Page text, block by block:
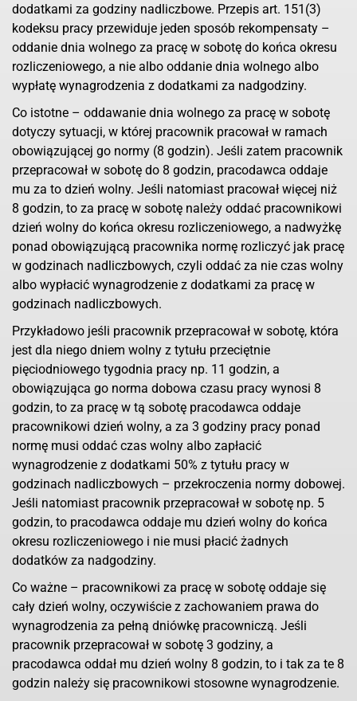
dodatkami za godziny nadliczbowe. Przepis art. 151(3)
kodeksu pracy przewiduje jeden sposób rekompensaty –
oddanie dnia wolnego za pracę w sobotę do końca okresu
rozliczeniowego, a nie albo oddanie dnia wolnego albo
wypłatę wynagrodzenia z dodatkami za nadgodziny.
Co istotne – oddawanie dnia wolnego za pracę w sobotę
dotyczy sytuacji, w której pracownik pracował w ramach
obowiązującej go normy (8 godzin). Jeśli zatem pracownik
przepracował w sobotę do 8 godzin, pracodawca oddaje
mu za to dzień wolny. Jeśli natomiast pracował więcej niż
8 godzin, to za pracę w sobotę należy oddać pracownikowi
dzień wolny do końca okresu rozliczeniowego, a nadwyżkę
ponad obowiązującą pracownika normę rozliczyć jak pracę
w godzinach nadliczbowych, czyli oddać za nie czas wolny
albo wypłacić wynagrodzenie z dodatkami za pracę w
godzinach nadliczbowych.
Przykładowo jeśli pracownik przepracował w sobotę, która
jest dla niego dniem wolny z tytułu przeciętnie
pięciodniowego tygodnia pracy np. 11 godzin, a
obowiązująca go norma dobowa czasu pracy wynosi 8
godzin, to za pracę w tą sobotę pracodawca oddaje
pracownikowi dzień wolny, a za 3 godziny pracy ponad
normę musi oddać czas wolny albo zapłacić
wynagrodzenie z dodatkami 50% z tytułu pracy w
godzinach nadliczbowych – przekroczenia normy dobowej.
Jeśli natomiast pracownik przepracował w sobotę np. 5
godzin, to pracodawca oddaje mu dzień wolny do końca
okresu rozliczeniowego i nie musi płacić żadnych
dodatków za nadgodziny.
Co ważne – pracownikowi za pracę w sobotę oddaje się
cały dzień wolny, oczywiście z zachowaniem prawa do
wynagrodzenia za pełną dniówkę pracowniczą. Jeśli
pracownik przepracował w sobotę 3 godziny, a
pracodawca oddał mu dzień wolny 8 godzin, to i tak za te 8
godzin należy się pracownikowi stosowne wynagrodzenie.